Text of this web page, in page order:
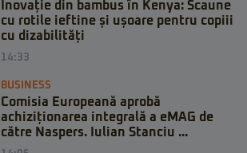
Inovație din bambus în Kenya: Scaune
cu rotile ieftine și ușoare pentru copiii
cu dizabilități
14:33
BUSINESS
Comisia Europeană aprobă
achiziționarea integrală a eMAG de
către Naspers. Iulian Stanciu ...